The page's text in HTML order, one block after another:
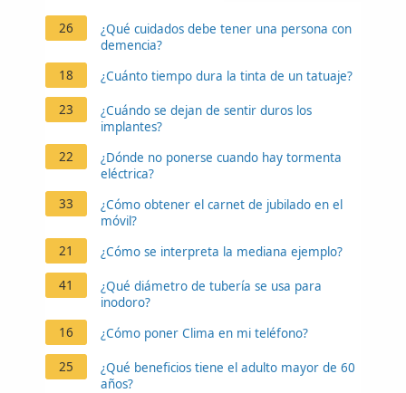
26
¿Qué cuidados debe tener una persona con
demencia?
18
¿Cuánto tiempo dura la tinta de un tatuaje?
23
¿Cuándo se dejan de sentir duros los
implantes?
22
¿Dónde no ponerse cuando hay tormenta
eléctrica?
33
¿Cómo obtener el carnet de jubilado en el
móvil?
21
¿Cómo se interpreta la mediana ejemplo?
41
¿Qué diámetro de tubería se usa para
inodoro?
16
¿Cómo poner Clima en mi teléfono?
25
¿Qué beneficios tiene el adulto mayor de 60
años?